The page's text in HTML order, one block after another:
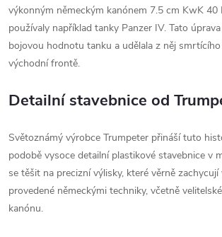
výkonným německým kanónem 7.5 cm KwK 40
používaly například tanky Panzer IV. Tato
bojovou hodnotu tanku a udělala z něj
východní frontě.
Detailní stavebnice od
Světoznámý výrobce Trumpeter přináší tuto
podobě vysoce detailní plastikové stavebnice v
se těšit na precizní výlisky, které věrně
provedené německými techniky, včetně
kanónu.